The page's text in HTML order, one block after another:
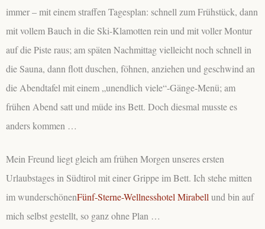
immer – mit einem straffen Tagesplan: schnell zum Frühstück, dann
mit vollem Bauch in die Ski-Klamotten rein und mit voller Montur
auf die Piste raus; am späten Nachmittag vielleicht noch schnell in
die Sauna, dann flott duschen, föhnen, anziehen und geschwind an
die Abendtafel mit einem „unendlich viele“-Gänge-Menü; am
frühen Abend satt und müde ins Bett. Doch diesmal musste es
anders kommen …
Mein Freund liegt gleich am frühen Morgen unseres ersten
Urlaubstages in Südtirol mit einer Grippe im Bett. Ich stehe mitten
im wunderschönenFünf-Sterne-Wellnesshotel Mirabell und bin auf
mich selbst gestellt, so ganz ohne Plan …